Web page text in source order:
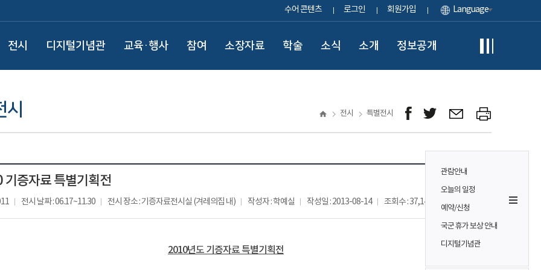
수어 콘텐츠 로그인 회원가입 Language
전시 디지털기념관 교육·행사 참여 소장자료 학술 소식 소개 정보공개
관람안내
오늘의 일정
예약/신청
국군 휴가 보상 안내
디지털기념관
전시 특별전시
증자료 특별기획전
전시 날짜 : 06.17~11.30 전시 장소 : 기증자료전시실 (겨레의집 내) 작성자 : 학예실 작성일 : 2013-08-14 조회수 : 37,142
2010년도 기증자료 특별기획전